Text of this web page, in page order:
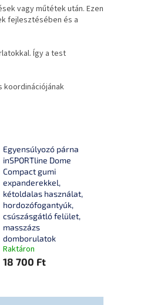
vagy műtétek után. Ezen
fejlesztésében és a
Így a test
koordinációjának
Egyensúlyozó párna
inSPORTline Dome
Compact gumi
expanderekkel,
kétoldalas használat,
hordozófogantyúk,
csúszásgátló felület,
masszázs
domborulatok
Raktáron
18 700 Ft